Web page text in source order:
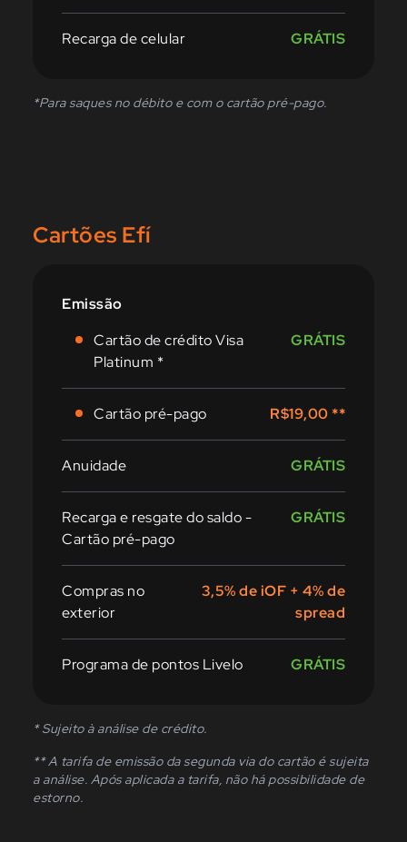
Recarga de celular GRÁTIS
*Para saques no débito e com o cartão pré-pago.
Cartões Efí
Emissão
Cartão de crédito Visa
Platinum *
GRÁTIS
Cartão pré-pago R$19,00 **
Anuidade GRÁTIS
Recarga e resgate do saldo -
Cartão pré-pago
GRÁTIS
Compras no
exterior
3,5% de iOF + 4% de
spread
Programa de pontos Livelo GRÁTIS
* Sujeito à análise de crédito.
**A tarifa de emissão da segunda via do cartão é sujeita
a análise. Após aplicada a tarifa, não há possibilidade de
estorno.